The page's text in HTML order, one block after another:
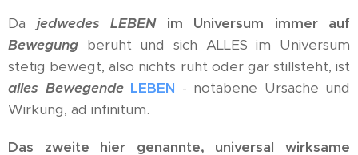
Da jedwedes LEBENim Universum immer auf
Bewegung beruht und sich ALLES im Universum
stetig bewegt, also nichts ruht oder gar stillsteht, ist
alles Bewegende LEBEN - notabene Ursache und
Wirkung, ad infinitum.
Das zweite hier genannte, universal wirksame